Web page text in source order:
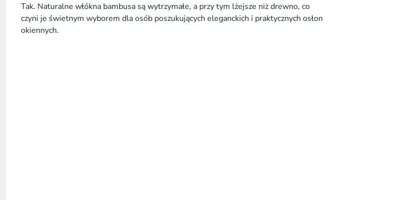
Tak. Naturalne włókna bambusa sąwytrzymałe, a przy tym lżejsze niż drewno, co
czyni je świetnym wyborem dla osób poszukujących eleganckich i praktycznych osłon
okiennych.